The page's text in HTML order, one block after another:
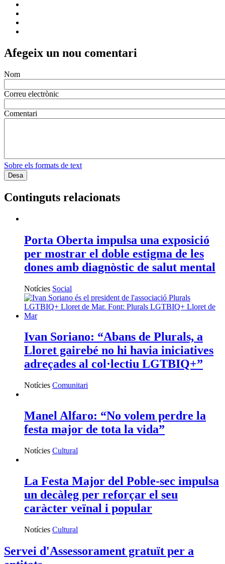
Afegeix un nou comentari
Nom
Correu electrònic
Comentari
Sobre els formats de text
Continguts relacionats
Porta Oberta impulsa una exposició
per mostrar el doble estigma de les
dones amb diagnòstic de salut mental
Notícies Social
Ivan Soriano: “Abans de Plurals, a
Lloret gairebé no hi havia iniciatives
adreçades al col·lectiu LGTBIQ+”
Notícies Comunitari
Manel Alfaro: “No volem perdre la
festa major de tota la vida”
La Festa Major del Poble-sec impulsa
un decàleg per reforçar el seu
caràcter veïnal i popular
Notícies Cultural